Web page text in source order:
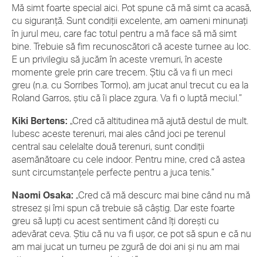
Mă simt foarte special aici. Pot spune că mă simt ca acasă,
cu siguranță. Sunt condiții excelente, am oameni minunați
în jurul meu, care fac totul pentru a mă face să mă simt
bine. Trebuie să fim recunoscători că aceste turnee au loc.
E un privilegiu să jucăm în aceste vremuri, în aceste
momente grele prin care trecem. Știu că va fi un meci
greu (n.a. cu Sorribes Tormo), am jucat anul trecut cu ea la
Roland Garros, știu că îi place zgura. Va fi o luptă meciul.”
Kiki Bertens: „Cred că altitudinea mă ajută destul de mult.
Iubesc aceste terenuri, mai ales când joci pe terenul
central sau celelalte două terenuri, sunt condiții
asemănătoare cu cele indoor. Pentru mine, cred că astea
sunt circumstanțele perfecte pentru a juca tenis.”
Naomi Osaka: „Cred că mă descurc mai bine când nu mă
stresez și îmi spun că trebuie să câștig. Dar este foarte
greu să lupți cu acest sentiment când îți dorești cu
adevărat ceva. Știu că nu va fi ușor, ce pot să spun e că nu
am mai jucat un turneu pe zgură de doi ani și nu am mai